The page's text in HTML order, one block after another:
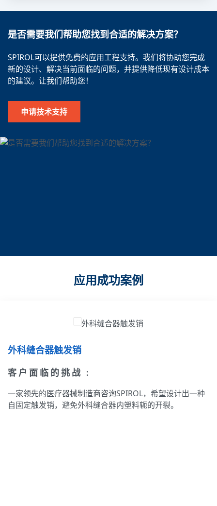
是否需要我们帮助您找到合适的解决方案？
SPIROL可以提供免费的应用工程支持。我们将协助您完成
新的设计、解决当前面临的问题，并提供降低现有设计成本
的建议。让我们帮助您！
申请技术支持
应用成功案例
外科缝合器触发销
客户面临的挑战 :
一家领先的医疗器械制造商咨询SPIROL，希望设计出一种
自固定触发销，避免外科缝合器内塑料轭的开裂。